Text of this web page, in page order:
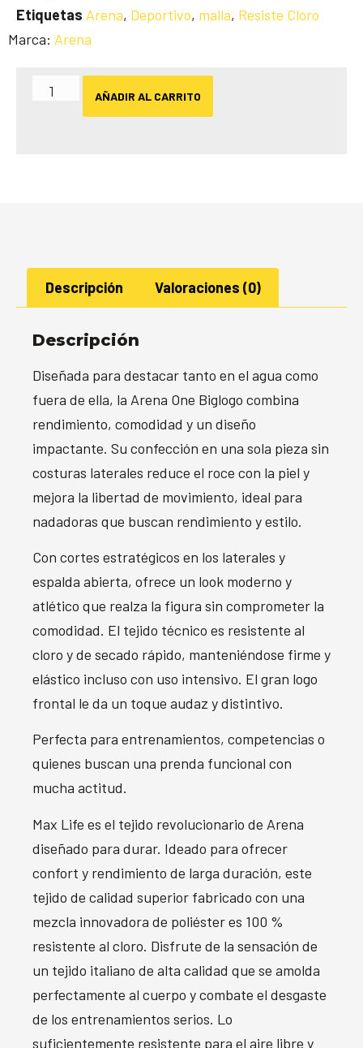
Etiquetas Arena, Deportivo, malla, Resiste Cloro
Marca: Arena
AÑADIR AL CARRITO
Descripción Valoraciones (0)
Descripción
Diseñada para destacar tanto en el agua como
fuera de ella, la Arena One Biglogo combina
rendimiento, comodidad y un diseño
impactante. Su confección en una sola pieza sin
costuras laterales reduce el roce con la piel y
mejora la libertad de movimiento, ideal para
nadadoras que buscan rendimiento y estilo.
Con cortes estratégicos en los laterales y
espalda abierta, ofrece un look moderno y
atlético que realza la figura sin comprometer la
comodidad. El tejido técnico es resistente al
cloro y de secado rápido, manteniéndose firme y
elástico incluso con uso intensivo. El gran logo
frontal le da un toque audaz y distintivo.
Perfecta para entrenamientos, competencias o
quienes buscan una prenda funcional con
mucha actitud.
Max Life es el tejido revolucionario de Arena
diseñado para durar. Ideado para ofrecer
confort y rendimiento de larga duración, este
tejido de calidad superior fabricado con una
mezcla innovadora de poliéster es 100 %
resistente al cloro. Disfrute de la sensación de
un tejido italiano de alta calidad que se amolda
perfectamente al cuerpo y combate el desgaste
de los entrenamientos serios. Lo
suficientemente resistente para el aire libre y